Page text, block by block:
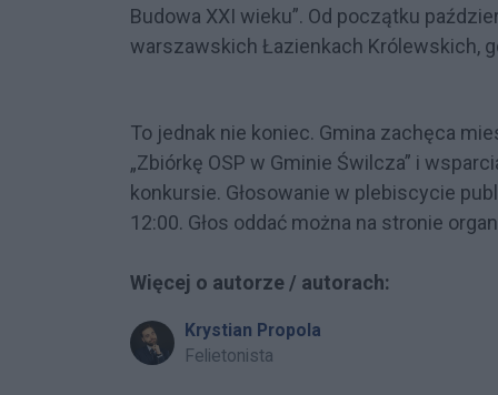
Budowa XXI wieku”. Od początku
warszawskich Łazienkach Królewskich,
To jednak nie koniec. Gmina zachęca
„Zbiórkę OSP w Gminie Świlcza” i
konkursie. Głosowanie w plebiscycie
12:00. Głos oddać można na stronie
Więcej o autorze / autorach:
Krystian Propola
Felietonista